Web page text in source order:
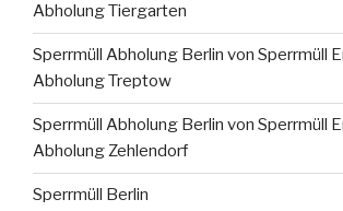
Abholung Tiergarten
Sperrmüll Abholung Berlin von Sperrmüll
Abholung Treptow
Sperrmüll Abholung Berlin von Sperrmüll
Abholung Zehlendorf
Sperrmüll Berlin